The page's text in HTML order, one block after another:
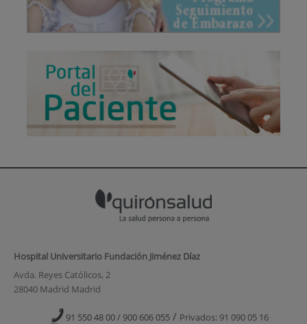
Hospital Universitario Fundación Jiménez Díaz
Avda. Reyes Católicos, 2
28040 Madrid Madrid
91 550 48 00 / 900 606 055 / Privados: 91 090 05 16